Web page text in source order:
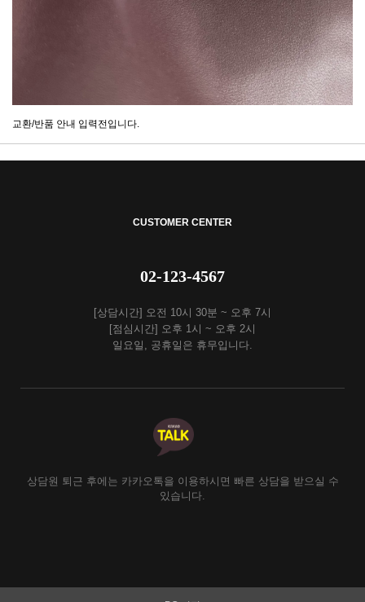
교환/반품 안내 입력전입니다.
CUSTOMER CENTER
02-123-4567
[상담시간] 오전 10시 30분 ~ 오후 7시
[점심시간] 오후 1시 ~ 오후 2시
일요일, 공휴일은 휴무입니다.
상담원 퇴근 후에는 카카오톡을 이용하시면 빠른 상담을 받으실 수
있습니다.